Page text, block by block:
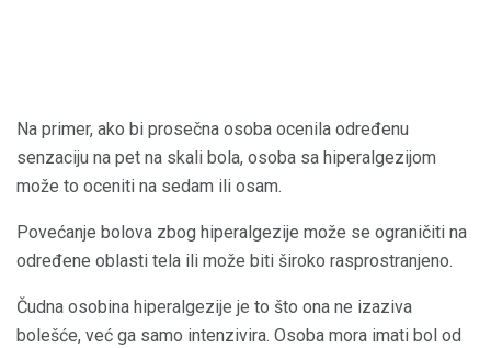
Na primer, ako bi prosečna osoba ocenila određenu
senzaciju na pet na skali bola, osoba sa hiperalgezijom
može to oceniti na sedam ili osam.
Povećanje bolova zbog hiperalgezije može se ograničiti na
određene oblasti tela ili može biti široko rasprostranjeno.
Čudna osobina hiperalgezije je to što ona ne izaziva
bolešće, već ga samo intenzivira. Osoba mora imati bol od